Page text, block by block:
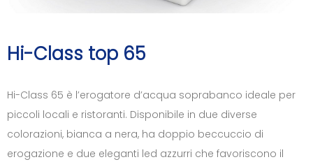
Hi-Class top 65
Hi-Class 65 è l’erogatore d’acqua soprabanco ideale per
piccoli locali e ristoranti. Disponibile in due diverse
colorazioni, bianca a nera, ha doppio beccuccio di
erogazione e due eleganti led azzurri che favoriscono il